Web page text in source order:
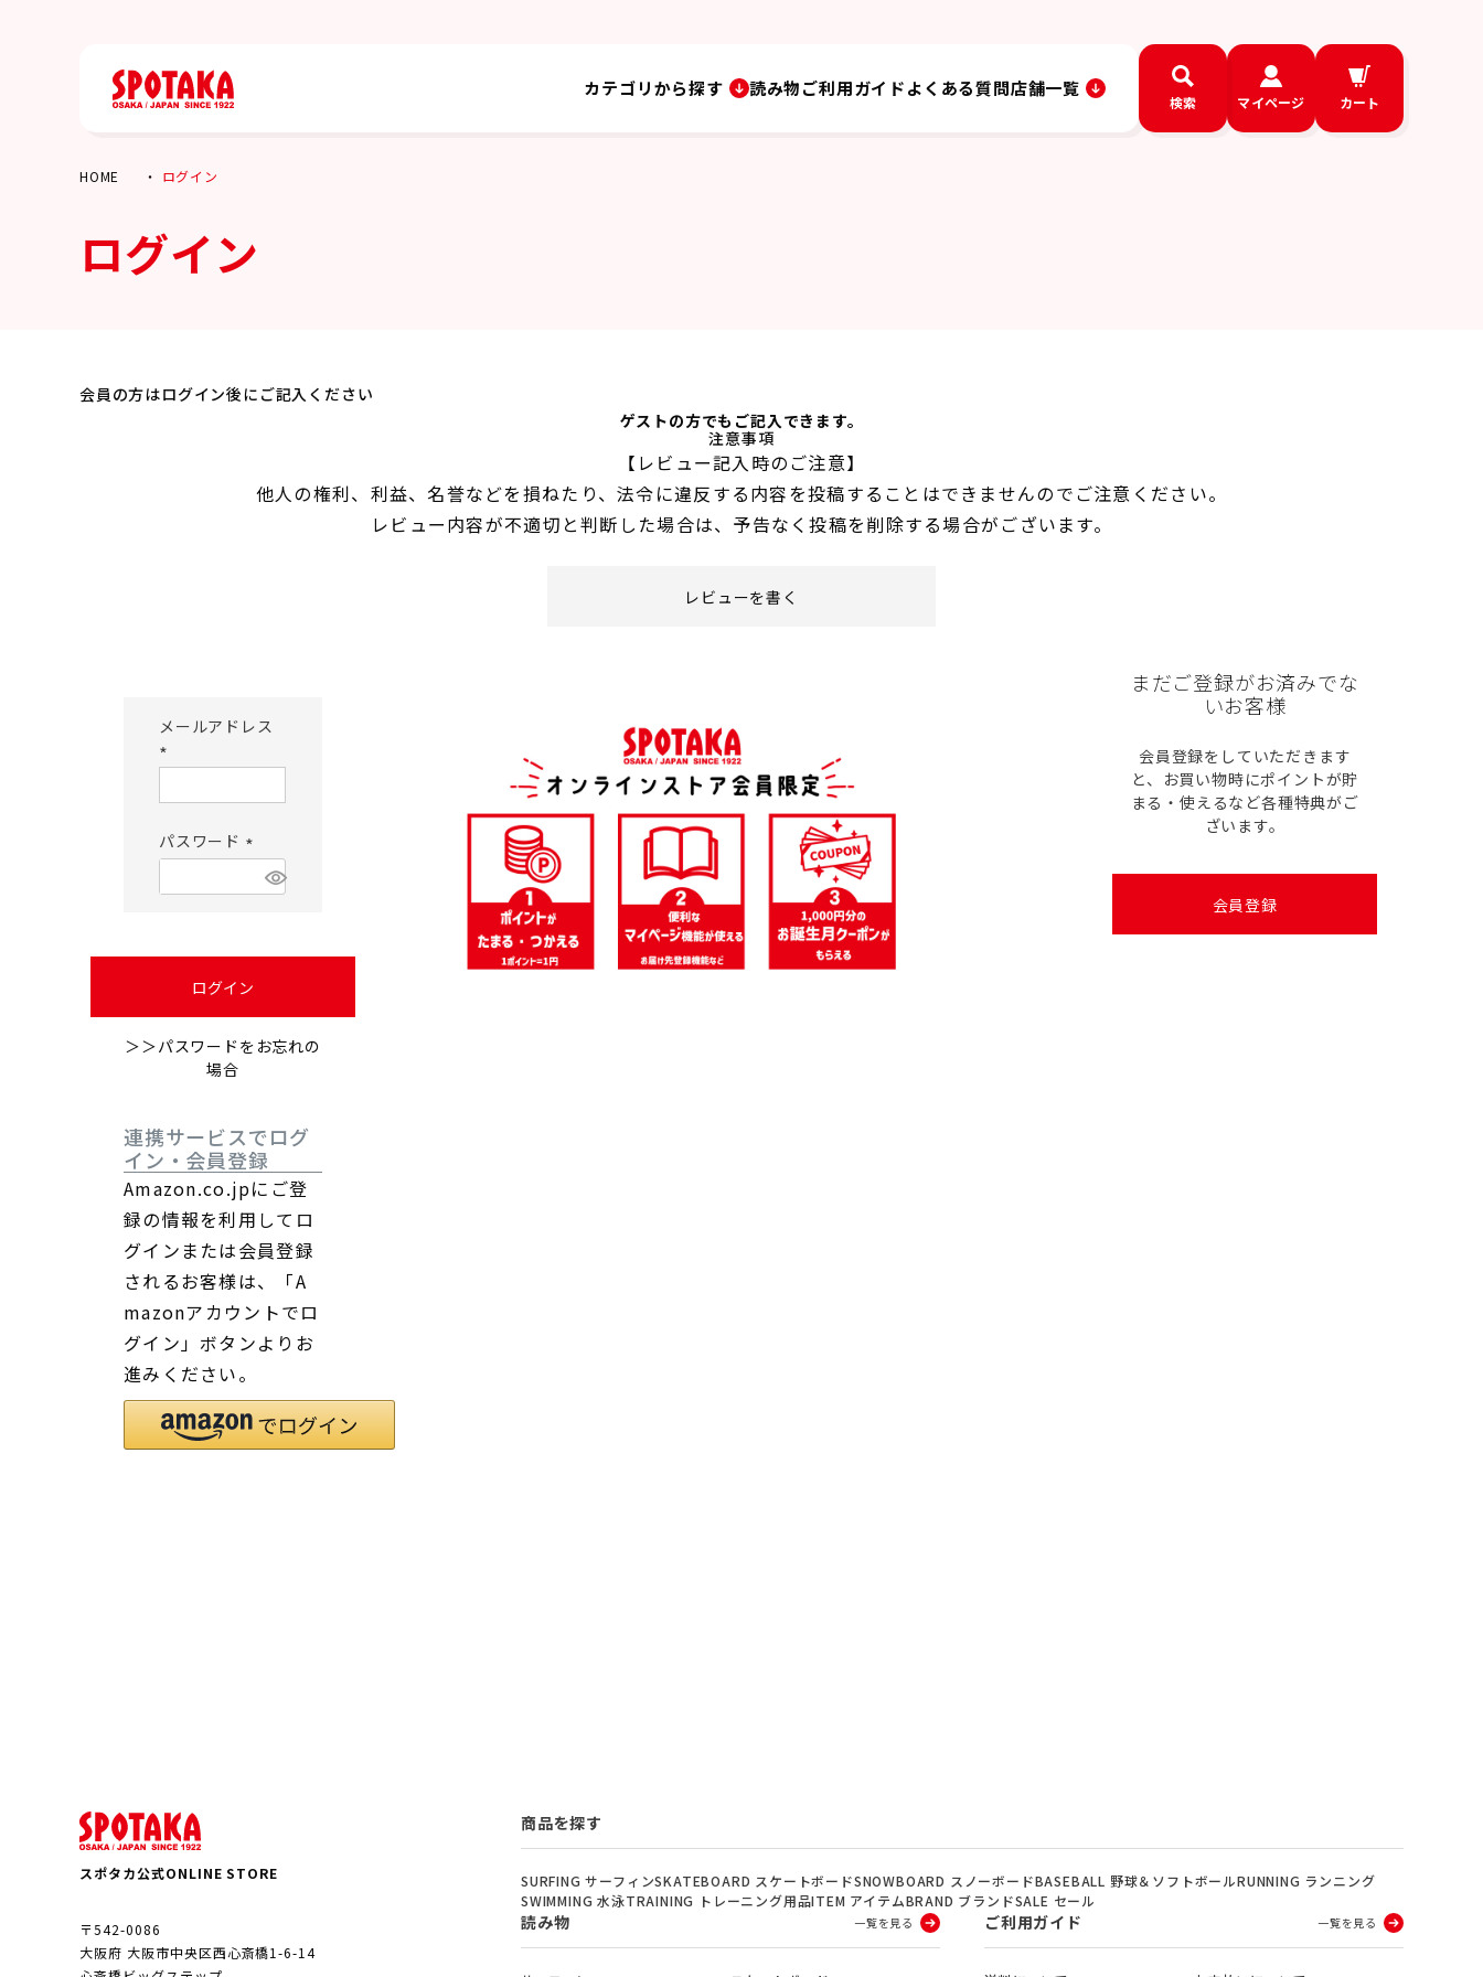
カテゴリから探す 読み物ご利用ガイドよくある質問店舗一覧
検索 マイページ カート
HOME ログイン
ログイン
会員の方はログイン後にご記入ください
ゲストの方でもご記入できます。
注意事項
【レビュー記入時のご注意】
他人の権利、利益、名誉などを損ねたり、法令に違反する内容を投稿することはできませんのでご注意ください。
レビュー内容が不適切と判断した場合は、予告なく投稿を削除する場合がございます。
レビューを書く
メールアドレス
須)
パスワード
(必
須)
ログイン
＞＞パスワードをお忘れの
場合
連携サービスでログ
イン・会員登録
Amazon.co.jpにご登
録の情報を利用してロ
グインまたは会員登録
されるお客様は、「A
mazonアカウントでロ
グイン」ボタンよりお
進みください。
まだご登録がお済みでな
いお客様
会員登録をしていただきます
と、お買い物時にポイントが貯
まる・使えるなど各種特典がご
ざいます。
会員登録
商品を探す
SURFING サーフィンSKATEBOARD スケートボードSNOWBOARD スノーボードBASEBALL 野球＆ソフトボールRUNNING ランニング
SWIMMING 水泳TRAINING トレーニング用品ITEM アイテムBRAND ブランドSALE セール
読み物 一覧を見る ご利用ガイド 一覧を見る
スポタカ公式ONLINE STORE
〒542-0086
大阪府 大阪市中央区西心斎橋1-6-14